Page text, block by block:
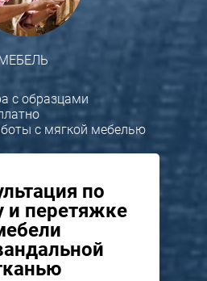
с образцами
с мягкой мебелью
по
и перетяжке